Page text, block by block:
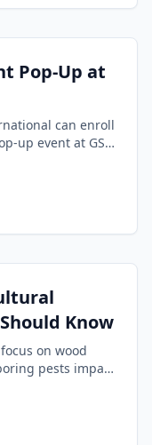
Pop-Up at
can enroll
up event at GSO
Know
on wood
pests impact